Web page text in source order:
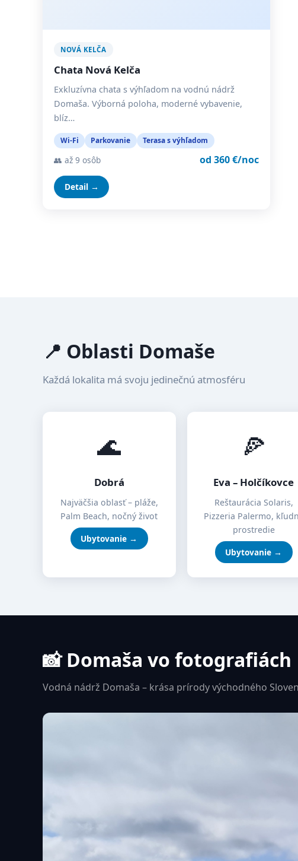
NOVÁ KELČA
Chata Nová Kelča
Exkluzívna chata s výhľadom na vodnú nádrž
Domaša. Výborná poloha, moderné vybavenie,
blíz…
Wi-Fi Parkovanie Terasa s výhľadom
👥 až 9 osôb od 360 €/noc
Detail →
📍 Oblasti Domaše
Každá lokalita má svoju jedinečnú atmosféru
🌊
Dobrá
Najväčšia oblasť – pláže,
Palm Beach, nočný život
Ubytovanie →
🍕
Eva – Holčíkovce
Reštaurácia Solaris,
Pizzeria Palermo,
prostredie
Ubytovanie →
📸 Domaša vo fotografiách
Vodná nádrž Domaša – krása prírody východného